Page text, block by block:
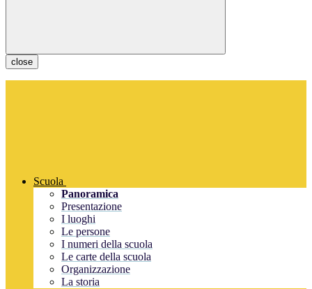
close
Scuola
Panoramica
Presentazione
I luoghi
Le persone
I numeri della scuola
Le carte della scuola
Organizzazione
La storia